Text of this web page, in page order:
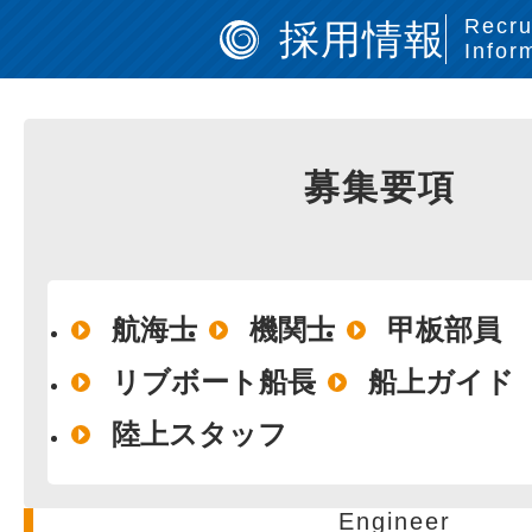
採用情報
募集要項
航海士 機関士
甲板部員
リブボート船長
船上ガイド
陸上スタッフ
Engineer